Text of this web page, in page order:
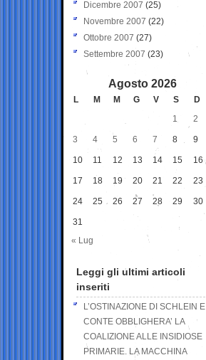
Dicembre 2007 (25)
Novembre 2007 (22)
Ottobre 2007 (27)
Settembre 2007 (23)
Agosto 2026
L M M G V S
D
1
2
3 4 5 6 7 8 9
10 11 12 13 14 15 16
17 18 19 20 21 22 23
24 25 26 27 28 29 30
31
« Lug
Leggi gli ultimi articoli
inseriti
L’OSTINAZIONE DI SCHLEIN E
CONTE OBBLIGHERA’ LA
COALIZIONE ALLE INSIDIOSE
PRIMARIE. LA MACCHINA